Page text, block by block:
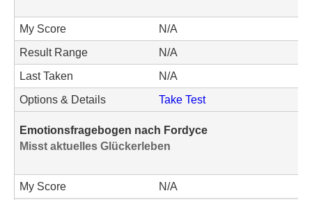
My Score
N/A
Result Range
N/A
Last Taken
N/A
Options & Details
Take Test
Emotionsfragebogen nach Fordyce
Misst aktuelles Glückerleben
My Score
N/A